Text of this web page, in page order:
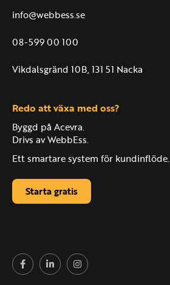
info@webbess.se
08-599 00 100
Vikdalsgränd 10B, 131 51 Nacka
Redo att växa med oss?
Byggd på Acevra.
Drivs av WebbEss.
Ett smartare system för kundinflöde.
Starta gratis